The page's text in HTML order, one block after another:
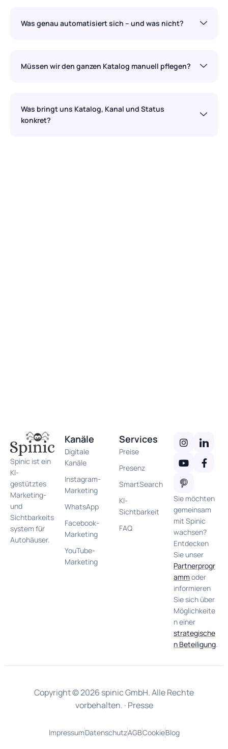
Was genau automatisiert sich – und was nicht?
Müssen wir den ganzen Katalog manuell pflegen?
Was bringt uns Katalog, Kanal und Status
konkret?
Spinic ist ein
KI-
gestütztes
Marketing-
und
Sichtbarkeits
system für
Autohäuser.
Kanäle
Digitale
Kanäle
Instagram-
Marketing
WhatsApp
Facebook-
Marketing
YouTube-
Marketing
Services
Preise
Presenz
SmartSearch
KI-
Sichtbarkeit
FAQ
Sie möchten
gemeinsam
mit Spinic
wachsen?
Entdecken
Sie unser
Partnerprogr
amm oder
informieren
Sie sich über
Möglichkeite
n einer
strategische
n Beteiligung.
Copyright © 2026 spinic GmbH. Alle Rechte
vorbehalten. · Presse
ImpressumDatenschutzAGBCookieBlog